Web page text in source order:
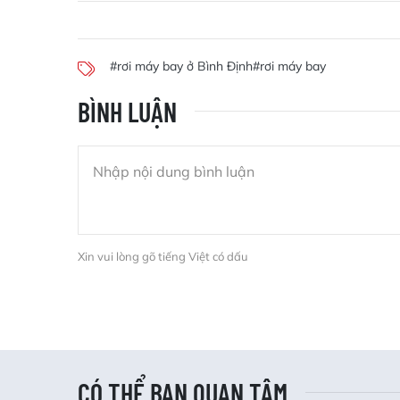
#rơi máy bay ở Bình Định#rơi máy bay
BÌNH LUẬN
Xin vui lòng gõ tiếng Việt có dấu
CÓ THỂ BẠN QUAN TÂM